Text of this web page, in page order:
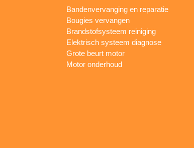
Bandenvervanging en reparatie
Bougies vervangen
Brandstofsysteem reiniging
Elektrisch systeem diagnose
Grote beurt motor
Motor onderhoud